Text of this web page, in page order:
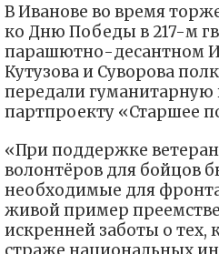
В Иванове во время
ко Дню Победы в 217-м
парашютно-десантном
Кутузова и Суворова
передали
партпроекту «Старшее
«При поддержке
волонтёров для бойцов
необходимые для
живой пример
искренней заботы о тех,